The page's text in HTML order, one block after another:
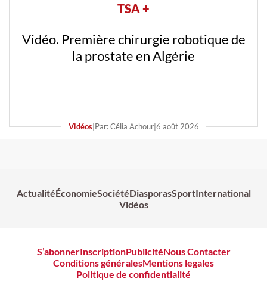
TSA +
Vidéo. Première chirurgie robotique de
la prostate en Algérie
Vidéos| Par: Célia Achour| 6 août 2026
ActualitéÉconomieSociétéDiasporasSportInternational
Vidéos
S’abonnerInscriptionPublicitéNous Contacter
Conditions généralesMentions legales
Politique de confidentialité